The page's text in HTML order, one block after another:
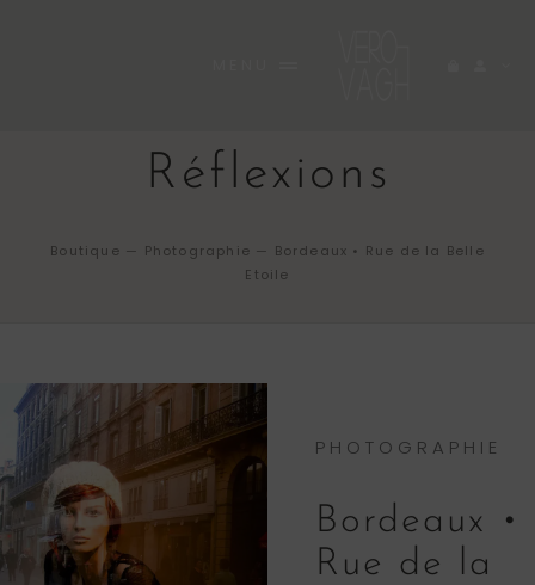
CARNET
CONTACT
Réflexions
Boutique — Photographie — Bordeaux • Rue de la Belle
Etoile
PHOTOGRAPHIE
Bordeaux •
Rue de la